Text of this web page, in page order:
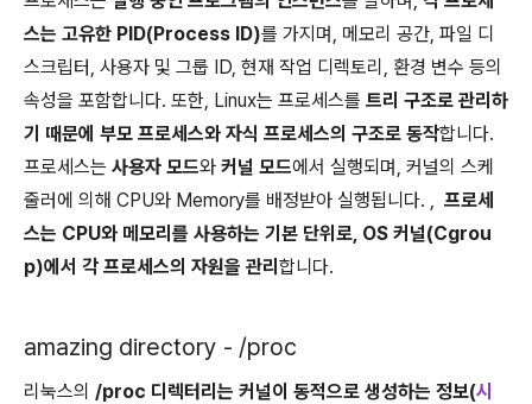
스는 고유한 PID(Process ID)를 가지며, 메모리 공간, 파일 디
스크립터, 사용자 및 그룹 ID, 현재 작업 디렉토리, 환경 변수 등의
속성을 포함합니다. 또한, Linux는 프로세스를 트리 구조로 관리하
기 때문에 부모 프로세스와 자식 프로세스의 구조로 동작합니다.
프로세스는 사용자 모드와 커널 모드에서 실행되며, 커널의 스케
줄러에 의해 CPU와 Memory를 배정받아 실행됩니다. , 프로세
스는 CPU와 메모리를 사용하는 기본 단위로, OS 커널(Cgrou
p)에서 각 프로세스의 자원을 관리 합니다.
amazing directory - /proc
리눅스의 /proc 디렉터리는 커널이 동적으로 생성하는 정보(시